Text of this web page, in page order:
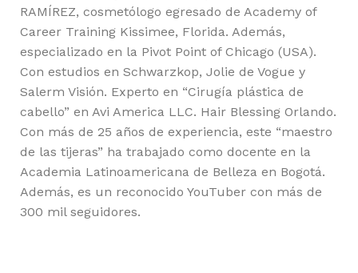
RAMÍREZ, cosmetólogo egresado de Academy of
Career Training Kissimee, Florida. Además,
especializado en la Pivot Point of Chicago (USA).
Con estudios en Schwarzkop, Jolie de Vogue y
Salerm Visión. Experto en “Cirugía plástica de
cabello” en Avi America LLC. Hair Blessing Orlando.
Con más de 25 años de experiencia, este “maestro
de las tijeras” ha trabajado como docente en la
Academia Latinoamericana de Belleza en Bogotá.
Además, es un reconocido YouTuber con más de
300 mil seguidores.